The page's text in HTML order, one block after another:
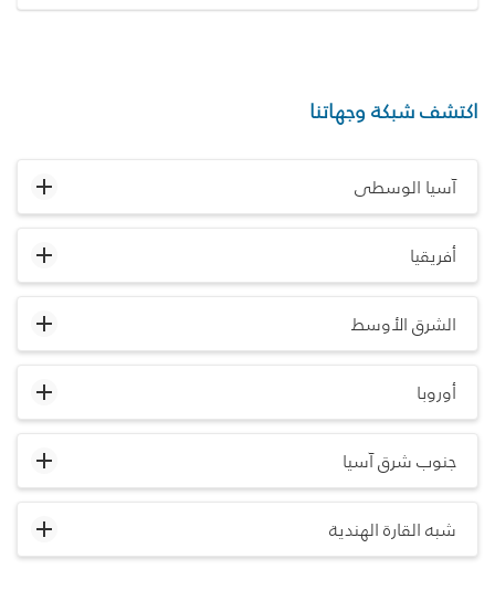
اكتشف شبكة وجهاتنا
آسيا الوسطى
أفريقيا
الشرق الأوسط
أوروبا
جنوب شرق آسيا
شبه القارة الهندية